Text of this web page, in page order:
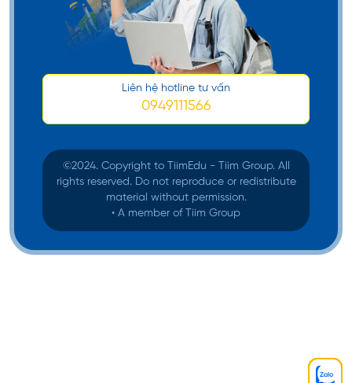
Liên hệ hotline tư vấn
0949111566
©️2024. Copyright to TiimEdu - Tiim Group. All
rights reserved. Do not reproduce or redistribute
material without permission.
• A member of Tiim Group